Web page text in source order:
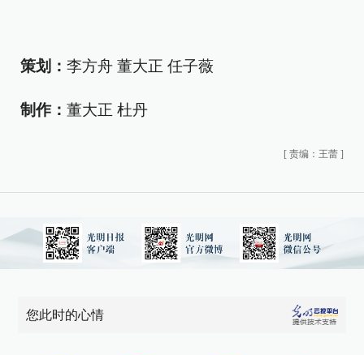
策划： 李方舟 董大正 任子薇
制作： 董大正 杜丹
[ 责编：王蕾 ]
您此时的心情